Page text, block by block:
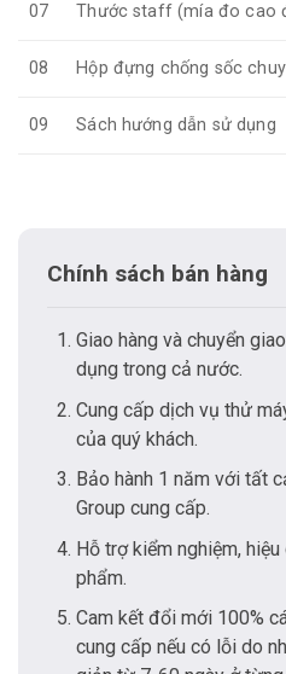
07 Thước staff (mía đo cao
08 Hộp đựng chống sốc
09 Sách hướng dẫn sử dụng
Chính sách bán hàng
Giao hàng và chuyển
dụng trong cả nước.
Cung cấp dịch vụ thử
của quý khách.
Bảo hành 1 năm với tất
Group cung cấp.
Hỗ trợ kiểm nghiệm,
phẩm.
Cam kết đổi mới 100%
cung cấp nếu có lỗi do